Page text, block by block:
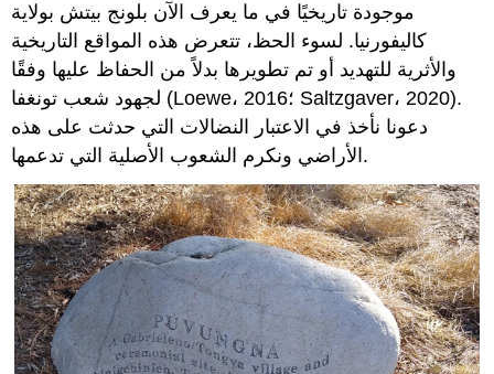
موجودة تاريخيًا في ما يعرف الآن بلونج بيتش بولاية
كاليفورنيا. لسوء الحظ، تتعرض هذه المواقع التاريخية
والأثرية للتهديد أو تم تطويرها بدلاً من الحفاظ عليها وفقًا
لجهود شعب تونغفا (Loewe، 2016؛ Saltzgaver، 2020).
دعونا نأخذ في الاعتبار النضالات التي حدثت على هذه
الأراضي ونكرم الشعوب الأصلية التي تدعمها.